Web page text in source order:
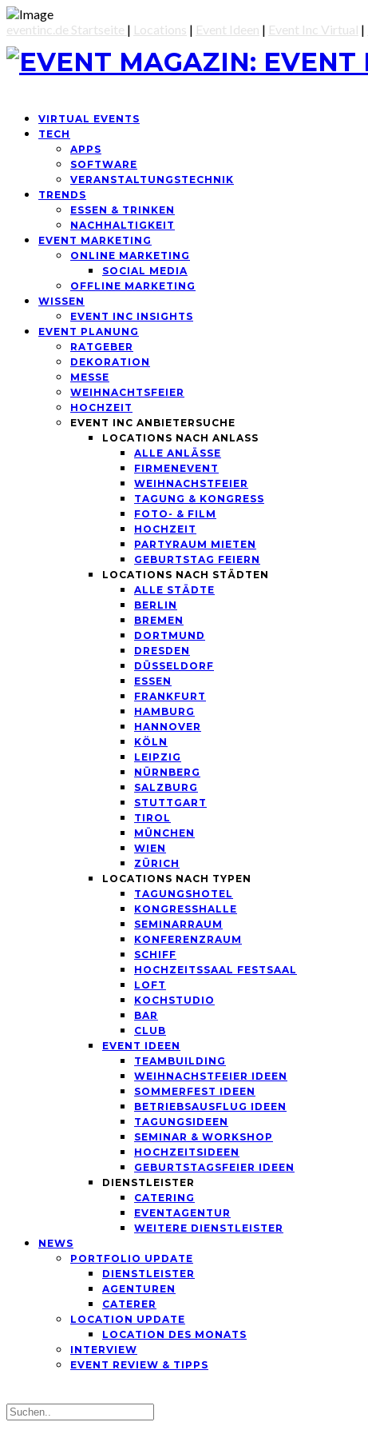
eventinc.de Startseite | Locations | Event Ideen | Event Inc Virtual |
VIRTUAL EVENTS
TECH
APPS
SOFTWARE
VERANSTALTUNGSTECHNIK
TRENDS
ESSEN & TRINKEN
NACHHALTIGKEIT
EVENT MARKETING
ONLINE MARKETING
SOCIAL MEDIA
OFFLINE MARKETING
WISSEN
EVENT INC INSIGHTS
EVENT PLANUNG
RATGEBER
DEKORATION
MESSE
WEIHNACHTSFEIER
HOCHZEIT
EVENT INC ANBIETERSUCHE
LOCATIONS NACH ANLASS
ALLE ANLÄSSE
FIRMENEVENT
WEIHNACHSTFEIER
TAGUNG & KONGRESS
FOTO- & FILM
HOCHZEIT
PARTYRAUM MIETEN
GEBURTSTAG FEIERN
LOCATIONS NACH STÄDTEN
ALLE STÄDTE
BERLIN
BREMEN
DORTMUND
DRESDEN
DÜSSELDORF
ESSEN
FRANKFURT
HAMBURG
HANNOVER
KÖLN
LEIPZIG
NÜRNBERG
SALZBURG
STUTTGART
TIROL
MÜNCHEN
WIEN
ZÜRICH
LOCATIONS NACH TYPEN
TAGUNGSHOTEL
KONGRESSHALLE
SEMINARRAUM
KONFERENZRAUM
SCHIFF
HOCHZEITSSAAL FESTSAAL
LOFT
KOCHSTUDIO
BAR
CLUB
EVENT IDEEN
TEAMBUILDING
WEIHNACHSTFEIER IDEEN
SOMMERFEST IDEEN
BETRIEBSAUSFLUG IDEEN
TAGUNGSIDEEN
SEMINAR & WORKSHOP
HOCHZEITSIDEEN
GEBURTSTAGSFEIER IDEEN
DIENSTLEISTER
CATERING
EVENTAGENTUR
WEITERE DIENSTLEISTER
NEWS
PORTFOLIO UPDATE
DIENSTLEISTER
AGENTUREN
CATERER
LOCATION UPDATE
LOCATION DES MONATS
INTERVIEW
EVENT REVIEW & TIPPS